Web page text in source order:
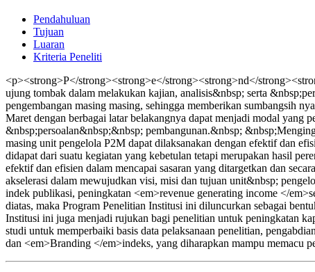
Pendahuluan
Tujuan
Luaran
Kriteria Peneliti
<p><strong>P</strong><strong>e</strong><strong>nd</
ujung tombak dalam melakukan kajian, analisis&nbsp; serta
pengembangan masing masing, sehingga memberikan sumbangsih
Maret dengan berbagai latar belakangnya dapat menjadi modal
&nbsp;persoalan&nbsp;&nbsp; pembangunan.&nbsp;
masing unit pengelola P2M dapat dilaksanakan dengan efektif dan
didapat dari suatu kegiatan yang kebetulan tetapi merupakan hasil
efektif dan efisien dalam mencapai sasaran yang ditargetkan dan
akselerasi dalam mewujudkan visi, misi dan tujuan unit&nbsp;
indek publikasi, peningkatan <em>revenue generating income </
diatas, maka Program Penelitian Institusi ini diluncurkan sebagai
Institusi ini juga menjadi rujukan bagi penelitian untuk peningkatan
studi untuk memperbaiki basis data pelaksanaan penelitian,
dan <em>Branding </em>indeks, yang diharapkan mampu memacu